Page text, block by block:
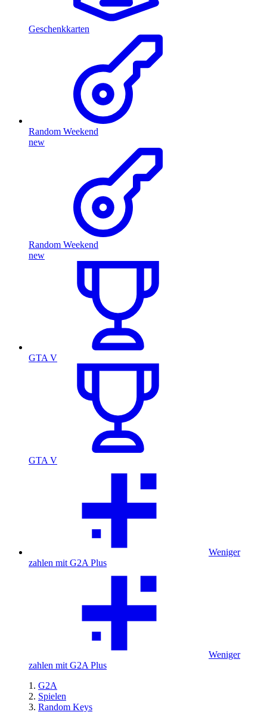
Geschenkkarten
Random Weekend
new
Random Weekend
new
GTA V
GTA V
Weniger
zahlen mit G2A Plus
Weniger
zahlen mit G2A Plus
G2A
Spielen
Random Keys